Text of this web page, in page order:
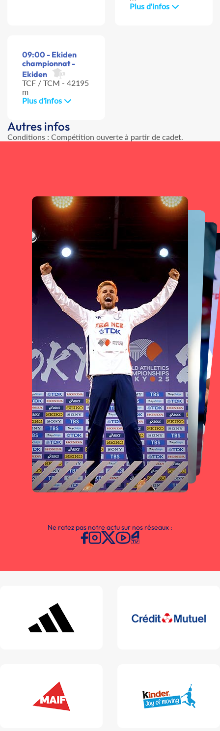
Plus d'infos
09:00 - Ekiden
championnat -
Ekiden
TCF / TCM - 42195
m
Plus d'infos
Autres infos
Conditions : Compétition ouverte à partir de cadet.
Ne ratez pas notre actu sur nos réseaux :